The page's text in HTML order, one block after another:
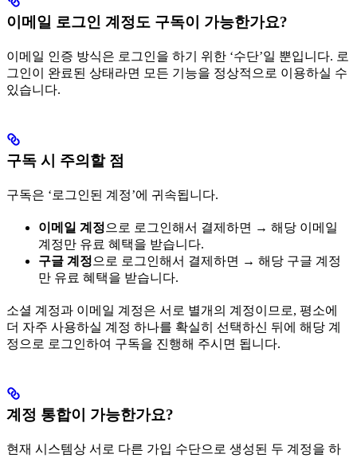
이메일 로그인 계정도 구독이 가능한가요?
이메일 인증 방식은 로그인을 하기 위한 ‘수단’일 뿐입니다. 로
그인이 완료된 상태라면 모든 기능을 정상적으로 이용하실 수
있습니다.
구독 시 주의할 점
구독은 ‘로그인된 계정’에 귀속됩니다.
이메일 계정으로 로그인해서 결제하면 → 해당 이메일
계정만 유료 혜택을 받습니다.
구글 계정으로 로그인해서 결제하면 → 해당 구글 계정
만 유료 혜택을 받습니다.
소셜 계정과 이메일 계정은 서로 별개의 계정이므로, 평소에
더 자주 사용하실 계정 하나를 확실히 선택하신 뒤에 해당 계
정으로 로그인하여 구독을 진행해 주시면 됩니다.
계정 통합이 가능한가요?
현재 시스템상 서로 다른 가입 수단으로 생성된 두 계정을 하